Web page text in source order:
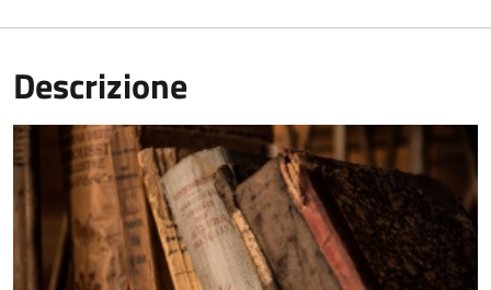
Descrizione